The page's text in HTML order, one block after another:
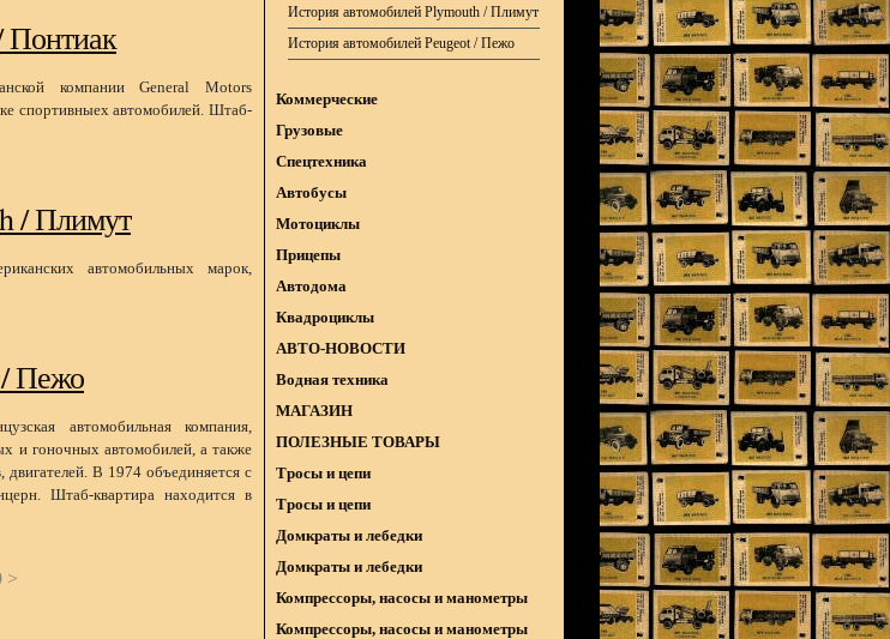
Понтиак
компании General Motors
спортивныех автомобилей. Штаб-
/ Плимут
автомобильных марок,
/ Пежо
автомобильная компания,
и гоночных автомобилей, а также
В 1974 объединяется с
Штаб-квартира находится в
>
История автомобилей Plymouth / Плимут
История автомобилей Peugeot / Пежо
Коммерческие
Грузовые
Спецтехника
Автобусы
Мотоциклы
Прицепы
Автодома
Квадроциклы
АВТО-НОВОСТИ
Водная техника
МАГАЗИН
ПОЛЕЗНЫЕ ТОВАРЫ
Тросы и цепи
Тросы и цепи
Домкраты и лебедки
Домкраты и лебедки
Компрессоры, насосы и манометры
Компрессоры, насосы и манометры